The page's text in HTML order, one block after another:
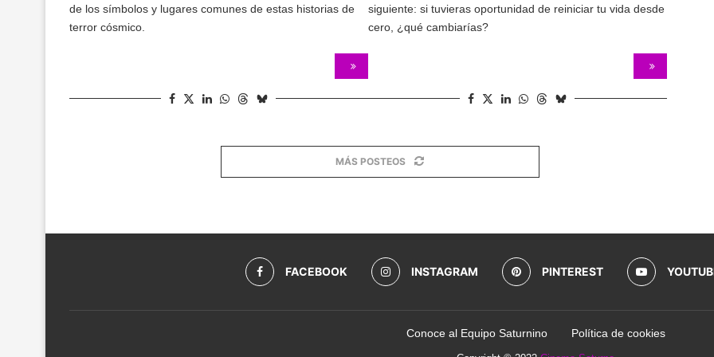
de los símbolos y lugares comunes de estas historias de
terror cósmico.
siguiente: si tuvieras oportunidad de reiniciar tu vida desde
cero, ¿qué cambiarías?
MÁS POSTEOS
FACEBOOK INSTAGRAM PINTEREST
Conoce al Equipo Saturnino Política de cookies